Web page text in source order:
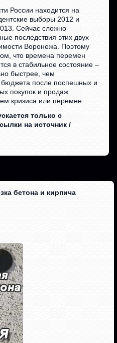
России находится на
выборы 2012 и
Сейчас сложно
последствия этих двух
Воронежа. Поэтому
что времена перемен
в стабильное состояние –
быстрее, чем
бюджета после поспешных и
покупок и продаж
кризиса или перемен.
только с
на источник /
бетона и кирпича